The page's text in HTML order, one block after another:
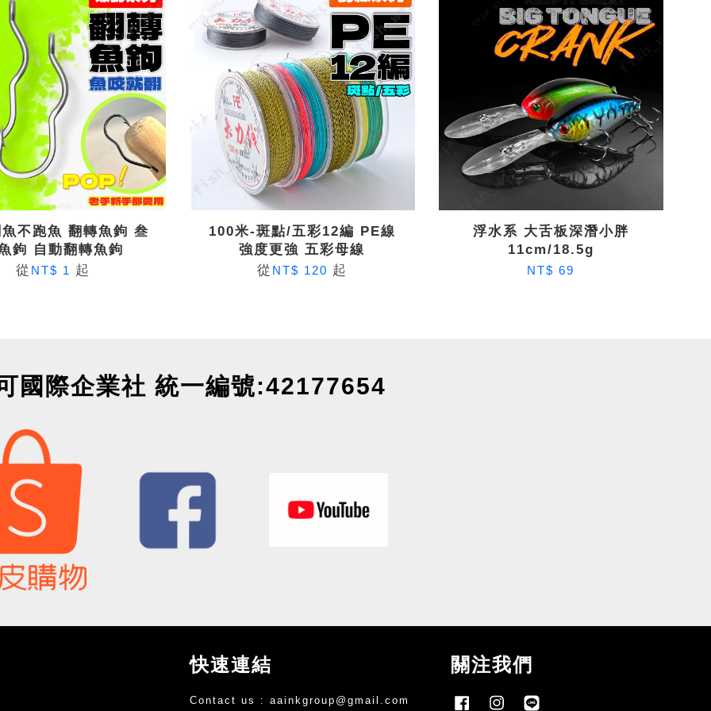
不跑魚 翻轉魚鉤 叁
鉤 自動翻轉魚鉤
從 NT$ 1 起
100米-斑點/五彩12編 PE線
強度更強 五彩母線
從 NT$ 120 起
浮水系 大舌板深潛小胖
11cm/18.5g
NT$ 69
國際企業社 統一編號:42177654
快速連結
Contact us : aainkgroup@gmail.com
關注我們
FacebookInstagram